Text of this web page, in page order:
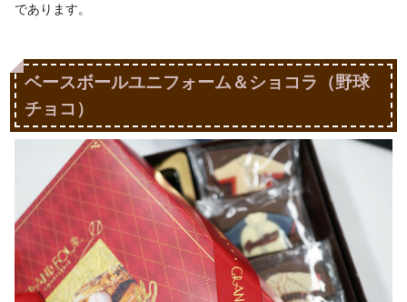
であります。
ベースボールユニフォーム＆ショコラ（野球
チョコ）